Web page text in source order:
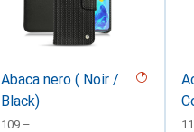
Abaca nero ( Noir /
Black)
CHF
109.–